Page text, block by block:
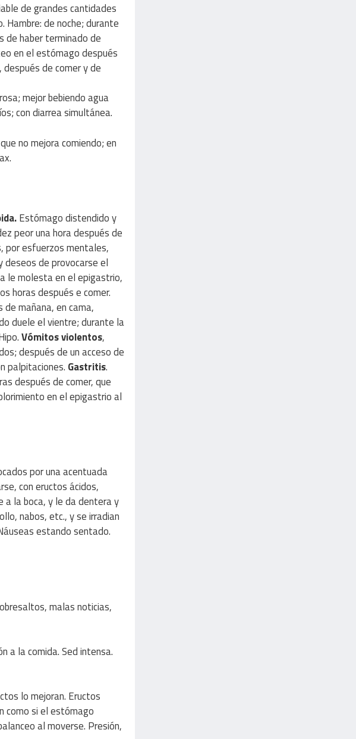
de grandes cantidades
de noche; durante
de haber terminado de
en el estómago después
de comer y de
mejor bebiendo agua
con diarrea simultánea.
no mejora comiendo; en
Estómago distendido y
peor una hora después de
por esfuerzos mentales,
deseos de provocarse el
le molesta en el epigastrio,
horas después e comer.
de mañana, en cama,
duele el vientre; durante la
Vómitos violentos,
después de un acceso de
palpitaciones. Gastritis.
después de comer, que
en el epigastrio al
por una acentuada
con eructos ácidos,
a la boca, y le da dentera y
nabos, etc., y se irradian
estando sentado.
malas noticias,
a la comida. Sed intensa.
lo mejoran. Eructos
como si el estómago
al moverse. Presión,